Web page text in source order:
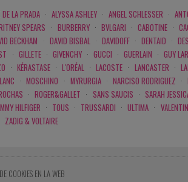
LA PRADA · ALYSSA ASHLEY · ANGEL SCHLESSER ·
SPEARS · BURBERRY · BVLGARI · CABOTINE ·
BECKHAM · DAVID BISBAL · DAVIDOFF · DENTAID ·
· GILLETE · GIVENCHY · GUCCI · GUERLAIN · GUY
· KÉRASTASE · L'ORÉAL · LACOSTE · LANCASTER ·
· MOSCHINO · MYRURGIA · NARCISO RODRIGUEZ ·
· ROGER&GALLET · SANS SAUCIS · SARAH
HILFIGER · TOUS · TRUSSARDI · ULTIMA ·
ZADIG & VOLTAIRE
COOKIES EN LA WEB